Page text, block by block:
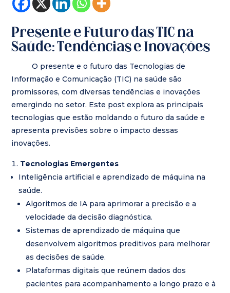
Presente e Futuro das TIC na
Saúde: Tendências e Inovações
O presente e o futuro das Tecnologias de
Informação e Comunicação (TIC) na saúde são
promissores, com diversas tendências e inovações
emergindo no setor. Este post explora as principais
tecnologias que estão moldando o futuro da saúde e
apresenta previsões sobre o impacto dessas
inovações.
Tecnologias Emergentes
Inteligência artificial e aprendizado de máquina na
saúde.
Algoritmos de IA para aprimorar a precisão e a
velocidade da decisão diagnóstica.
Sistemas de aprendizado de máquina que
desenvolvem algoritmos preditivos para melhorar
as decisões de saúde.
Plataformas digitais que reúnem dados dos
pacientes para acompanhamento a longo prazo e à